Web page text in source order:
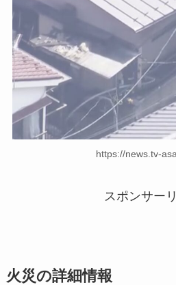
https://news.tv-
スポンサー
火災の詳細情報